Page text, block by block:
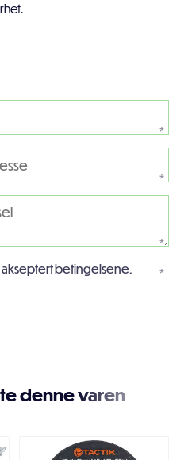
*
*
*
akseptert betingelsene. *
denne varen